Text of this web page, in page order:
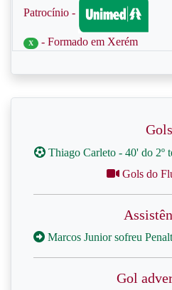
Patrocínio -
X - Formado em Xerém
Gols
Thiago Carleto - 40' do 2º
Gols do
Marcos Junior sofreu
Gol